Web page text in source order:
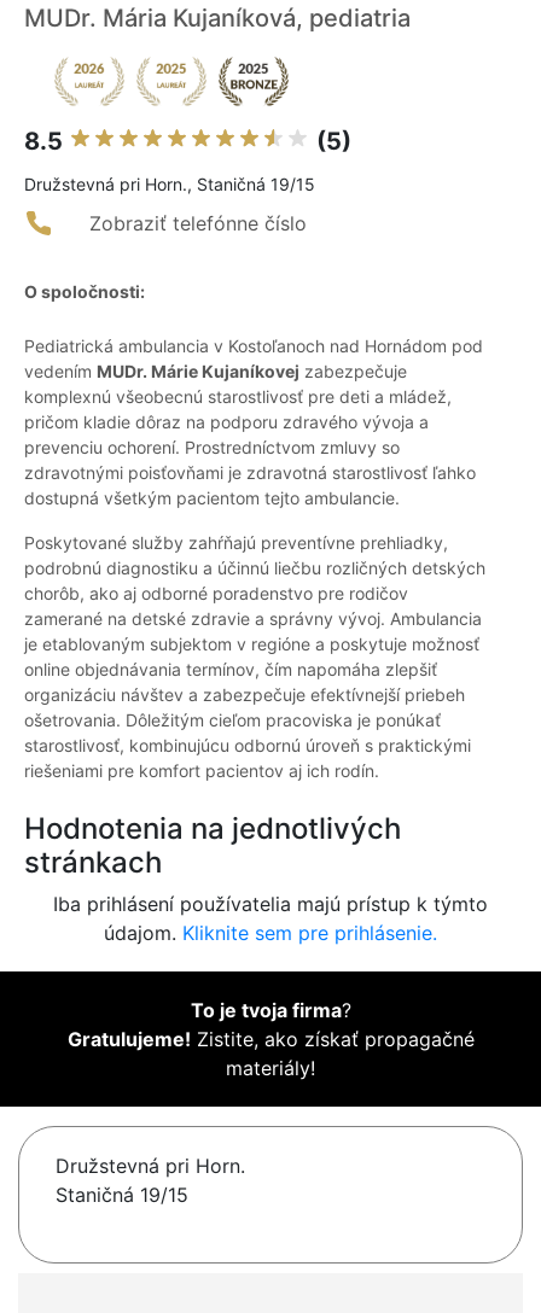
MUDr. Mária Kujaníková, pediatria
8.5 (5)
Družstevná pri Horn., Staničná 19/15
Zobraziť telefónne číslo
O spoločnosti:
Pediatrická ambulancia v Kostoľanoch nad Hornádom pod
vedením MUDr. Márie Kujaníkovej zabezpečuje
komplexnú všeobecnú starostlivosť pre deti a mládež,
pričom kladie dôraz na podporu zdravého vývoja a
prevenciu ochorení. Prostredníctvom zmluvy so
zdravotnými poisťovňami je zdravotná starostlivosť ľahko
dostupná všetkým pacientom tejto ambulancie.
Poskytované služby zahŕňajú preventívne prehliadky,
podrobnú diagnostiku a účinnú liečbu rozličných detských
chorôb, ako aj odborné poradenstvo pre rodičov
zamerané na detské zdravie a správny vývoj. Ambulancia
je etablovaným subjektom v regióne a poskytuje možnosť
online objednávania termínov, čím napomáha zlepšiť
organizáciu návštev a zabezpečuje efektívnejší priebeh
ošetrovania. Dôležitým cieľom pracoviska je ponúkať
starostlivosť, kombinujúcu odbornú úroveň s praktickými
riešeniami pre komfort pacientov aj ich rodín.
Hodnotenia na jednotlivých
stránkach
Iba prihlásení používatelia majú prístup k týmto
údajom. Kliknite sem pre prihlásenie.
To je tvoja firma?
Gratulujeme! Zistite, ako získať propagačné
materiály!
Družstevná pri Horn.
Staničná 19/15